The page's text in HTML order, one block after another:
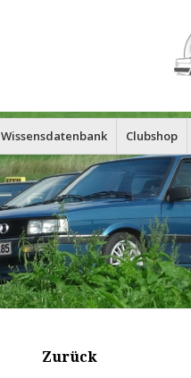
Wissensdatenbank Clubshop
Zurück